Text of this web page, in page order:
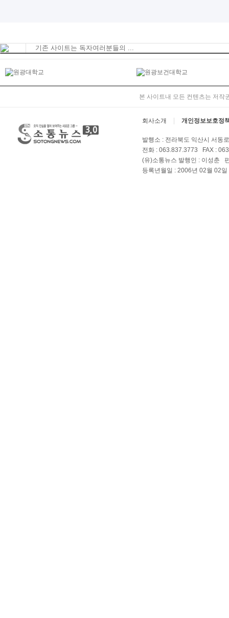
기존 사이트는 독자여러분들의 ...
본 사이트내 모든 컨텐츠는 저작
회사소개 개인정보보호정
발행소 : 전라북도 익산시 서동
전화 : 063.837.3773 FAX :
(유)소통뉴스 발행인 : 이성춘
등록년월일 : 2006년 02월 02